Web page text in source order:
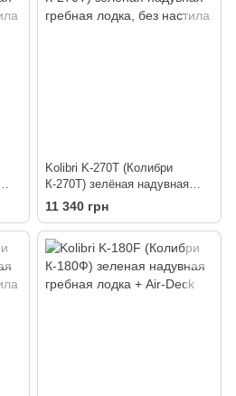
Kolibri K-270T (Колибри
К-270Т) зелёная надувная
гребная лодка, без настила
11 340 грн